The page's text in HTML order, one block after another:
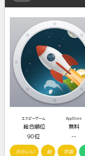
エスピーゲーム
総合順位
90位
AppStore
無料
--
かわいい 船 宇宙